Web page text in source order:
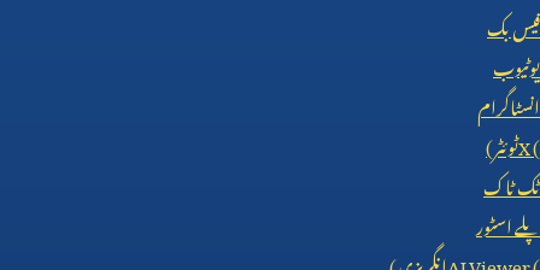
فیس بک
یوٹیوب
انسٹاگرام
X (ٹوئٹر)
ٹک ٹاک
پلے اسٹور